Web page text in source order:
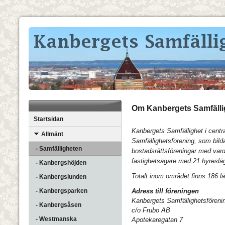
Startsidan
Allmänt
- Samfälligheten
- Kanbergshöjden
- Kanbergslunden
- Kanbergsparken
- Kanbergsåsen
- Westmanska
Om Kanbergets
Kanbergets Samfällighet i
Samfällighetsförening, som
bostadsrättsföreningar med
fastighetsägare med 21
Totalt inom området finns 186
Adress till föreningen
Kanbergets
c/o Frubo AB
Apotekaregatan 7